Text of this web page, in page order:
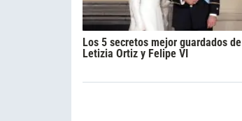
Los 5 secretos mejor guardados de
Letizia Ortiz y Felipe VI